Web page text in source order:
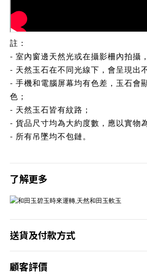
註：
- 室內窗邊天然光或在攝影柵內拍攝
- 天然玉石在不同光線下，會呈現出
- 手機和電腦屏幕均有色差，玉石會
色；
- 天然玉石皆有紋路；
- 貨品尺寸均為大約度數，應以實物
- 所有吊墜均不包鏈。
了解更多
送貨及付款方式
顧客評價